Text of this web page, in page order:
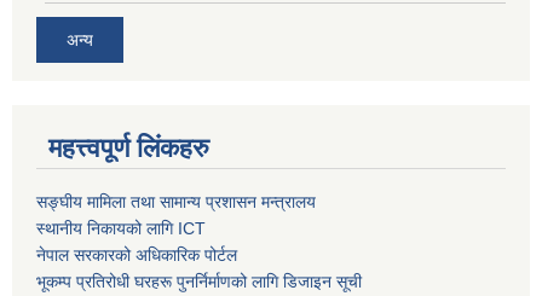
अन्य
महत्त्वपूर्ण लिंकहरु
सङ्घीय मामिला तथा सामान्य प्रशासन मन्त्रालय
स्थानीय निकायको लागि ICT
नेपाल सरकारको अधिकारिक पोर्टल
भूकम्प प्रतिरोधी घरहरू पुनर्निर्माणको लागि डिजाइन सूची